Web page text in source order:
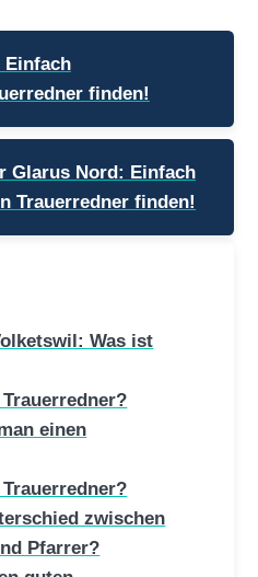
Einfach
finden!
Glarus Nord: Einfach
Trauerredner finden!
Was ist
einen
zwischen
Pfarrer?